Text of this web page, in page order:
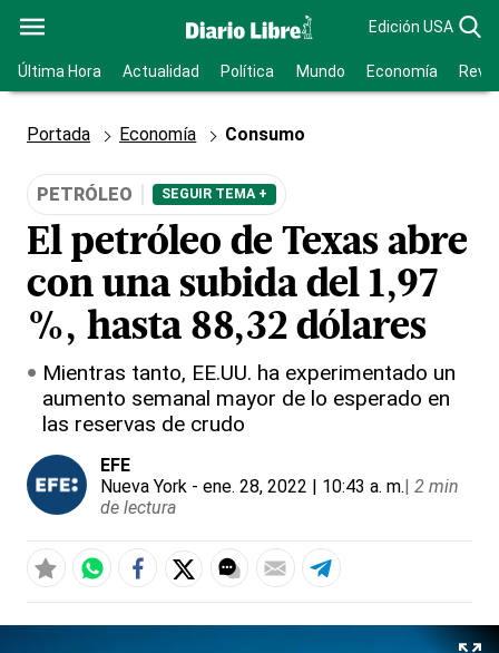
Edición USA
Última Hora Actualidad Política Mundo Economía
Portada Economía Consumo
PETRÓLEO SEGUIR TEMA +
El petróleo de Texas abre
con una subida del 1,97
%, hasta 88,32 dólares
Mientras tanto, EE.UU. ha experimentado un
aumento semanal mayor de lo esperado en
las reservas de crudo
EFE
Nueva York - ene. 28, 2022 | 10:43 a. m.| 2 min
de lectura